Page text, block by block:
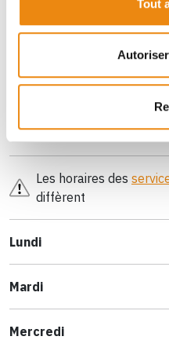
Tout
Les horaires des
diffèrent
Lundi
Mardi
Mercredi